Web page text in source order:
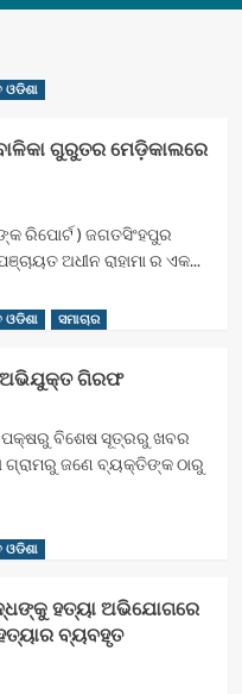
ଓଡିଶା
ଗୁରୁତର ମେଡ଼ିକାଲରେ
ରିପୋର୍ଟ ) ଜଗତସିଂହପୁର
ଅଧୀନ ରାହାମା ର ଏକ...
ଓଡିଶା ସମାଚାର
ଅଭିଯୁକ୍ତ ଗିରଫ
ପକ୍ଷରୁ ବିଶେଷ ସୂତ୍ରରୁ ଖବର
ଗ୍ରାମରୁ ଜଣେ ବ୍ୟକ୍ତିଙ୍କ ଠାରୁ
ଓଡିଶା
ହତ୍ୟା ଅଭିଯୋଗରେ
ବ୍ୟବହୃତ